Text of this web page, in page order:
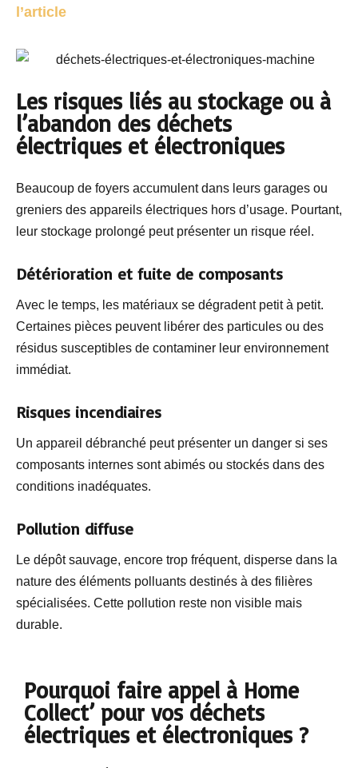
l’article
Les risques liés au stockage ou à
l’abandon des déchets
électriques et électroniques
Beaucoup de foyers accumulent dans leurs garages ou
greniers des appareils électriques hors d’usage. Pourtant,
leur stockage prolongé peut présenter un risque réel.
Détérioration et fuite de composants
Avec le temps, les matériaux se dégradent petit à petit.
Certaines pièces peuvent libérer des particules ou des
résidus susceptibles de contaminer leur environnement
immédiat.
Risques incendiaires
Un appareil débranché peut présenter un danger si ses
composants internes sont abimés ou stockés dans des
conditions inadéquates.
Pollution diffuse
Le dépôt sauvage, encore trop fréquent, disperse dans la
nature des éléments polluants destinés à des filières
spécialisées. Cette pollution reste non visible mais
durable.
Pourquoi faire appel à Home
Collect’ pour vos déchets
électriques et électroniques ?